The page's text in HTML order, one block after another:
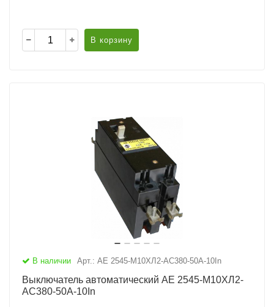
В корзину
В наличии Арт.: АЕ 2545-М10ХЛ2-AC380-50А-10In
Выключатель автоматический АЕ 2545-М10ХЛ2-
AC380-50А-10In